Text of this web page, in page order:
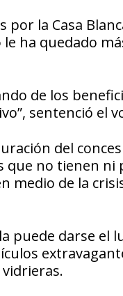
por la Casa
ha quedado
de los
sentenció el
del
que no tienen
de la
puede darse el